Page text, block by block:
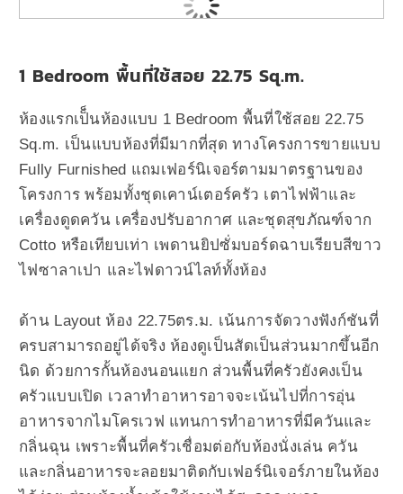
1 Bedroom พื้นที่ใช้สอย 22.75 Sq.m.
ห้องแรกเป็็นห้องแบบ 1 Bedroom พื้นที่ใช้สอย 22.75
Sq.m. เป็นแบบห้องที่มีมากที่สุด ทางโครงการขายแบบ
Fully Furnished แถมเฟอร์นิเจอร์ตามมาตรฐานของ
โครงการ พร้อมทั้งชุดเคาน์เตอร์ครัว เตาไฟฟ้าและ
เครื่องดูดควัน เครื่องปรับอากาศ และชุดสุขภัณฑ์จาก
Cotto หรือเทียบเท่า เพดานยิปซั่มบอร์ดฉาบเรียบสีขาว
ไฟซาลาเปา และไฟดาวน์ไลท์ทั้งห้อง
ด้าน Layout ห้อง 22.75ตร.ม. เน้นการจัดวางฟังก์ชันที่
ครบสามารถอยู่ได้จริง ห้องดูเป็นสัดเป็นส่วนมากขึ้นอีก
นิด ด้วยการกั้นห้องนอนแยก ส่วนพื้นที่ครัวยังคงเป็น
ครัวแบบเปิด เวลาทำอาหารอาจจะเน้นไปที่การอุ่น
อาหารจากไมโครเวฟ แทนการทำอาหารที่มีควันและ
กลิ่นฉุน เพราะพื้นที่ครัวเชื่อมต่อกับห้องนั่งเล่น ควัน
และกลิ่นอาหารจะลอยมาติดกับเฟอร์นิเจอร์ภายในห้อง